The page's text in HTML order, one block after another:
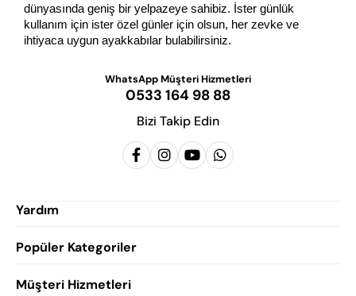
dünyasında geniş bir yelpazeye sahibiz. İster günlük
kullanım için ister özel günler için olsun, her zevke ve
ihtiyaca uygun ayakkabılar bulabilirsiniz.
WhatsApp Müşteri Hizmetleri
0533 164 98 88
Bizi Takip Edin
Yardım
Popüler Kategoriler
Erkek Klasik Ayakkabı
Müşteri Hizmetleri